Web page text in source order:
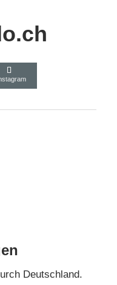
Deutschland.